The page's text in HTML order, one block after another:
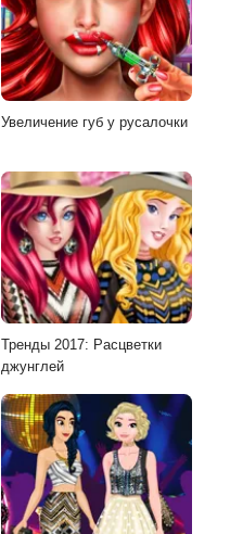
Увеличение губ у русалочки
Тренды 2017: Расцветки
джунглей